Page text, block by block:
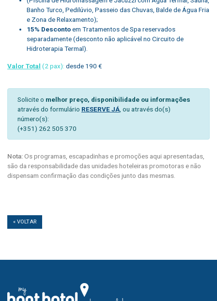
Banho Turco, Pedilúvio, Passeio das Chuvas, Balde de Água Fria
e Zona de Relaxamento);
15% Descontoem Tratamentos de Spa reservados
separadamente (desconto não aplicável no Circuito de
Hidroterapia Termal).
Valor Total (2 pax): desde 190 €
Solicite o melhor preço, disponibilidade ou informações
através do formulário RESERVE JÁ , ou através do(s)
número(s):
(+351) 262 505 370
Nota:Os programas, escapadinhas e promoções aqui apresentadas,
são da responsabilidade das unidades hoteleiras promotoras e não
dispensam confirmação das condições junto das mesmas.
« VOLTAR